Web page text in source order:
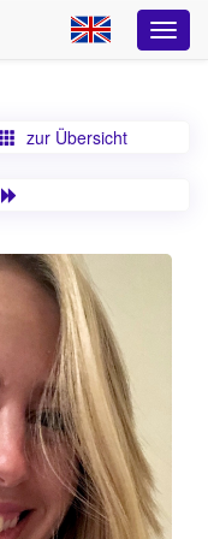
zur Übersicht